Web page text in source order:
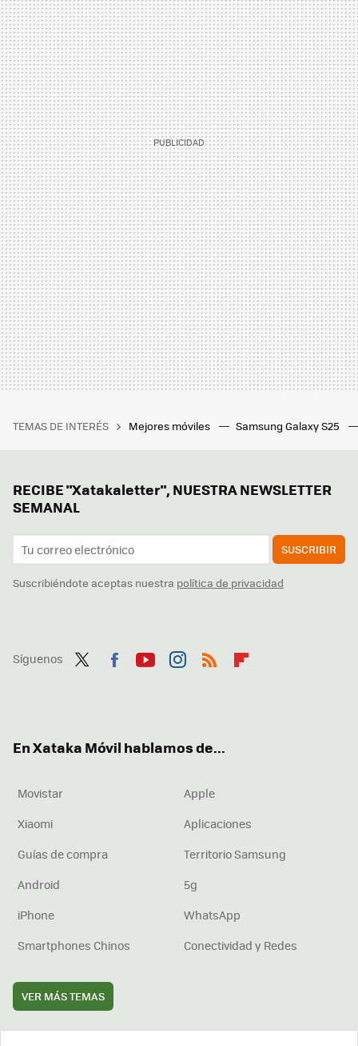
TEMAS DE INTERÉS Mejores móviles Samsung Galaxy S25
RECIBE "Xatakaletter", NUESTRA NEWSLETTER
SEMANAL
SUSCRIBIR
Suscribiéndote aceptas nuestra política de privacidad
Síguenos
En Xataka Móvil hablamos de...
Movistar
Apple
Xiaomi
Aplicaciones
Guías de compra
Territorio Samsung
Android
5g
iPhone
WhatsApp
Smartphones Chinos
Conectividad y Redes
VER MÁS TEMAS